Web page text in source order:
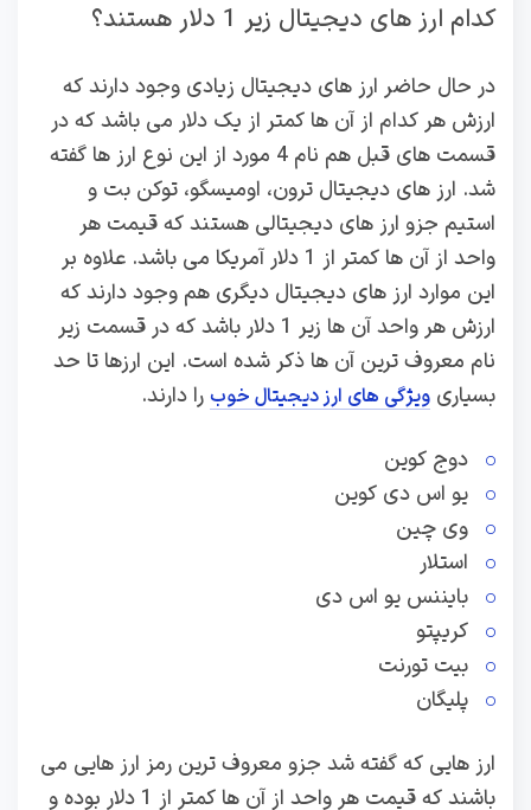
کدام ارز های دیجیتال زیر 1 دلار هستند؟
در حال حاضر ارز های دیجیتال زیادی وجود دارند که
ارزش هر کدام از آن ها کمتر از یک دلار می باشد که در
قسمت های قبل هم نام 4 مورد از این نوع ارز ها گفته
شد. ارز های دیجیتال ترون، اومیسگو، توکن بت و
استیم جزو ارز های دیجیتالی هستند که قیمت هر
واحد از آن ها کمتر از 1 دلار آمریکا می باشد. علاوه بر
این موارد ارز های دیجیتال دیگری هم وجود دارند که
ارزش هر واحد آن ها زیر 1 دلار باشد که در قسمت زیر
نام معروف ترین آن ها ذکر شده است. این ارزها تا حد
بسیاری ویژگی های ارز دیجیتال خوب را دارند.
دوج کوین
یو اس دی کوین
وی چین
استلار
بایننس یو اس دی
کریپتو
بیت تورنت
پلیگان
ارز هایی که گفته شد جزو معروف ترین رمز ارز هایی می
باشند که قیمت هر واحد از آن ها کمتر از 1 دلار بوده و